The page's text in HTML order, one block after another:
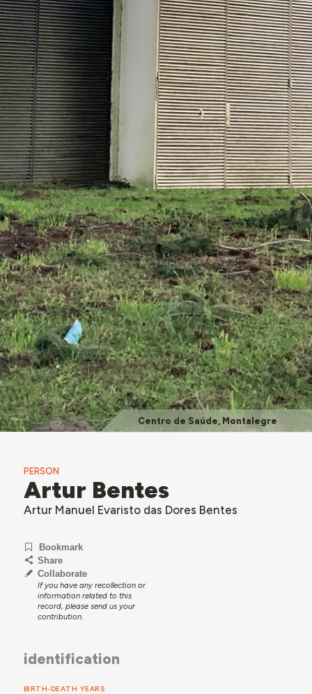
Centro de Saúde, Montalegre
PERSON
Artur Bentes
Artur Manuel Evaristo das Dores Bentes
Bookmark
Share
Collaborate
If you have any recollection or
information related to this
record, please send us your
contribution.
identification
BIRTH-DEATH YEARS